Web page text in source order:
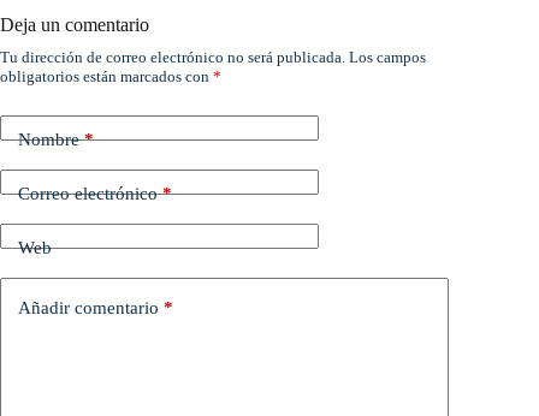
Deja un comentario
Tu dirección de correo electrónico no será publicada. Los campos
obligatorios están marcados con *
Nombre*
Correo electrónico*
Web
Añadir comentario *